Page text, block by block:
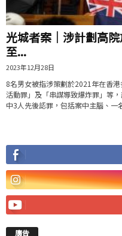
光城者案｜涉計劃高
至...
2023年12月28日
8名男女被指涉策劃於2021年在香
活動罪」及「串謀導致爆炸罪」等
中3人先後認罪，包括案中主腦、一
廣告